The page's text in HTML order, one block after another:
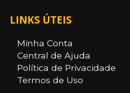
LINKS ÚTEIS
Minha Conta
Central de Ajuda
Política de Privacidade
Termos de Uso